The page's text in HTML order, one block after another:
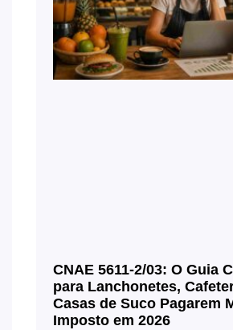
CNAE 5611-2/03: O Guia
para Lanchonetes,
Casas de Suco Pagarem
Imposto em 2026